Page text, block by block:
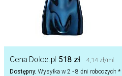
Cena Dolce.pl 518 zł 4,14 zł/ml
Dostępny. Wysyłka w 2 - 8 dni roboczych *